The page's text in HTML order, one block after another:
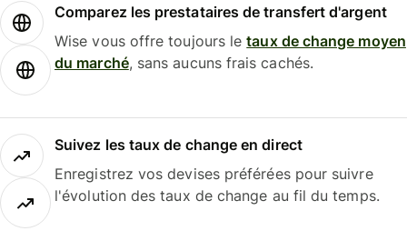
Comparez les prestataires de transfert d'argent
Wise vous offre toujours letaux de change moyen
du marché, sans aucuns frais cachés.
Suivez les taux de change en direct
Enregistrez vos devises préférées pour suivre
l'évolution des taux de change au fil du temps.